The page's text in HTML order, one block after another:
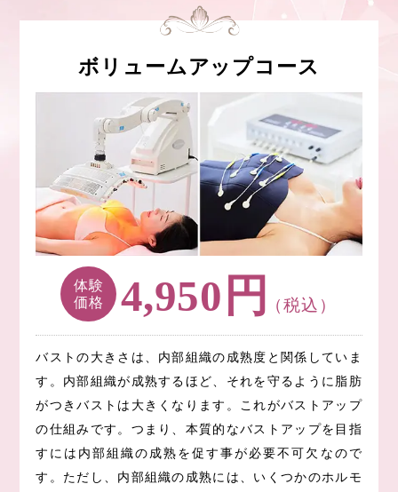
ボリュームアップコース
体験
価格
4,950 円 （税込）
バストの大きさは、内部組織の成熟度と関係していま
す。内部組織が成熟するほど、それを守るように脂肪
がつきバストは大きくなります。これがバストアップ
の仕組みです。つまり、本質的なバストアップを目指
すには内部組織の成熟を促す事が必要不可欠なので
す。ただし、内部組織の成熟には、いくつかのホルモ